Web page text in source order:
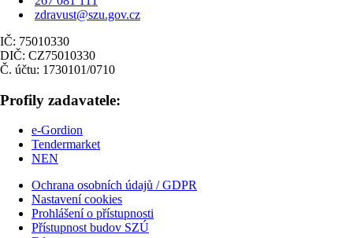
zdravust@szu.gov.cz
IČ: 75010330
DIČ: CZ75010330
Č. účtu: 1730101/0710
Profily zadavatele:
e-Gordion
Tendermarket
NEN
Ochrana osobních údajů / GDPR
Nastavení cookies
Prohlášení o přístupnosti
Přístupnost budov SZÚ